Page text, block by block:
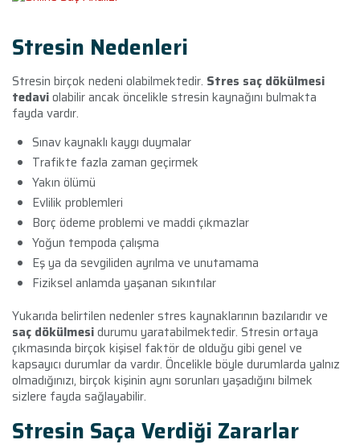
Stresin Nedenleri
Stresin birçok nedeni olabilmektedir. Stres saç dökülmesi
tedaviolabilir ancak öncelikle stresin kaynağını bulmakta
fayda vardır.
Sınav kaynaklı kaygı duymalar
Trafikte fazla zaman geçirmek
Yakın ölümü
Evlilik problemleri
Borç ödeme problemi ve maddi çıkmazlar
Yoğun tempoda çalışma
Eş ya da sevgiliden ayrılma ve unutamama
Fiziksel anlamda yaşanan sıkıntılar
Yukarıda belirtilen nedenler stres kaynaklarının bazılarıdır ve
saç dökülmesidurumu yaratabilmektedir. Stresin ortaya
çıkmasında birçok kişisel faktör de olduğu gibi genel ve
kapsayıcı durumlar da vardır. Öncelikle böyle durumlarda yalnız
olmadığınızı, birçok kişinin aynı sorunları yaşadığını bilmek
sizlere fayda sağlayabilir.
Stresin Saça Verdiği Zararlar